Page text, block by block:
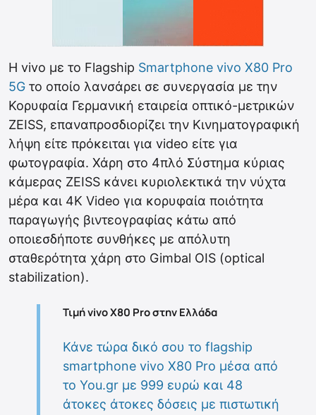
H vivo με το Flagship Smartphone vivo X80 Pro
5G το οποίο λανσάρει σε συνεργασία με την
Κορυφαία Γερμανική εταιρεία οπτικό-μετρικών
ZEISS, επαναπροσδιορίζει την Κινηματογραφική
λήψη είτε πρόκειται για video είτε για
φωτογραφία. Χάρη στο 4πλό Σύστημα κύριας
κάμερας ZEISS κάνει κυριολεκτικά την νύχτα
μέρα και 4Κ Video για κορυφαία ποιότητα
παραγωγής βιντεογραφίας κάτω από
οποιεσδήποτε συνθήκες με απόλυτη
σταθερότητα χάρη στο Gimbal OIS (optical
stabilization).
Τιμή vivo X80 Pro στην Ελλάδα
Κάνε τώρα δικό σου το flagship
smartphone vivo X80 Pro μέσα από
το You.gr με 999 ευρώ και 48
άτοκες άτοκες δόσεις με πιστωτική